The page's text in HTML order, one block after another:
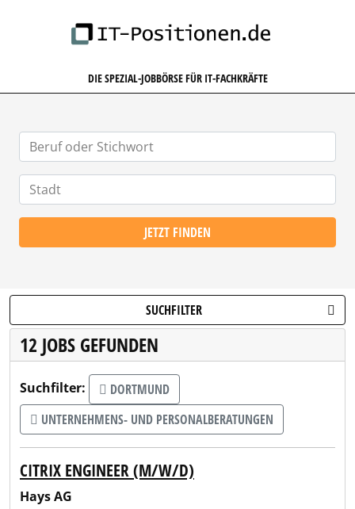
DIE SPEZIAL-JOBBÖRSE FÜR IT-FACHKRÄFTE
JETZT FINDEN
SUCHFILTER
12 JOBS GEFUNDEN
Suchfilter:
DORTMUND
UNTERNEHMENS- UND PERSONALBERATUNGEN
CITRIX ENGINEER (M/W/D)
Hays AG